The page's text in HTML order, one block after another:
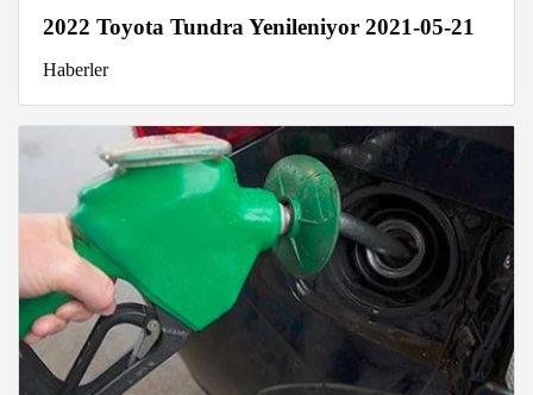
2022 Toyota Tundra Yenileniyor 2021-05-21
Haberler